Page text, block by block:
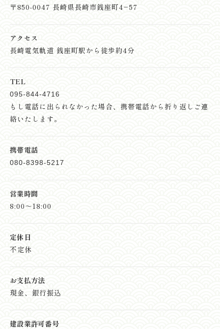
〒850-0047 長崎県長崎市銭座町4−57
アクセス
長崎電気軌道 銭座町駅から徒歩約4分
TEL
095-844-4716
もし電話に出られなかった場合、 携帯電話から折り返しご連
絡いたします。
携帯電話
080-8398-5217
営業時間
8:00～18:00
定休日
不定休
お支払方法
現金、銀行振込
建設業許可番号